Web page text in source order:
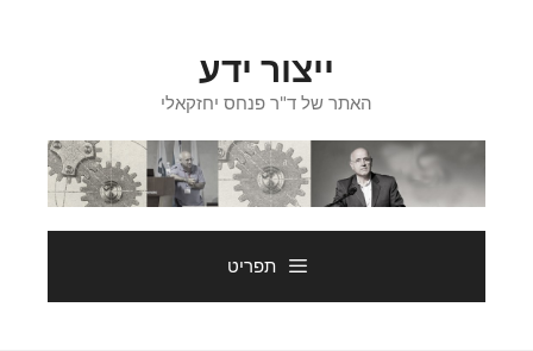
ייצור ידע
האתר של ד"ר פנחס יחזקאלי
תפריט